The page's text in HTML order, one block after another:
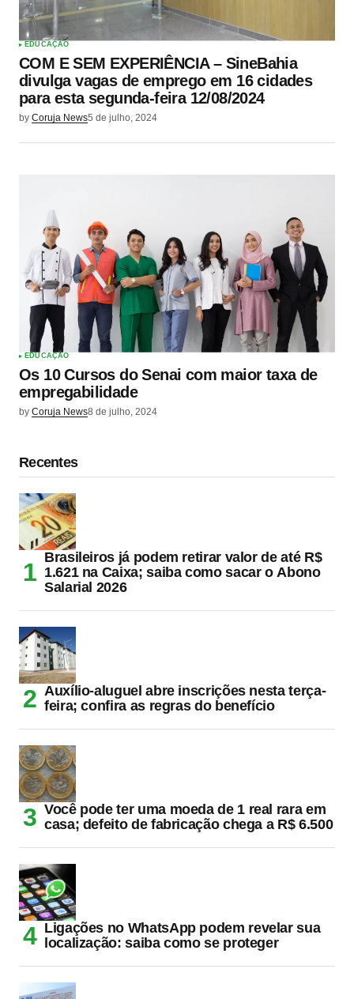
EDUCAÇÃO
COM E SEM EXPERIÊNCIA – SineBahia
divulga vagas de emprego em 16 cidades
para esta segunda-feira 12/08/2024
by Coruja News5 de julho, 2024
EDUCAÇÃO
Os 10 Cursos do Senai com maior taxa de
empregabilidade
by Coruja News8 de julho, 2024
Recentes
Brasileiros já podem retirar valor de até R$
1.621 na Caixa; saiba como sacar o Abono
Salarial 2026
Auxílio-aluguel abre inscrições nesta terça-
feira; confira as regras do benefício
Você pode ter uma moeda de 1 real rara em
casa; defeito de fabricação chega a R$ 6.500
Ligações no WhatsApp podem revelar sua
localização: saiba como se proteger